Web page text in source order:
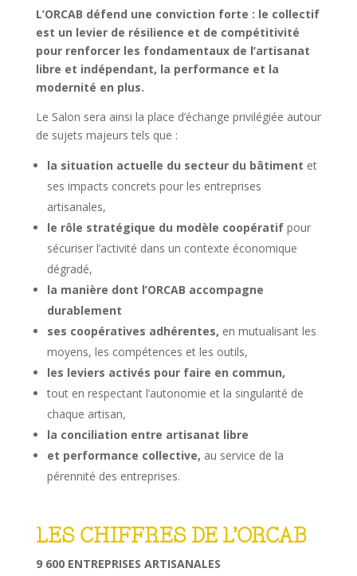
L’ORCAB défend une conviction forte : le collectif
est un levier de résilience et de compétitivité
pour renforcer les fondamentaux de l’artisanat
libre et indépendant, la performance et la
modernité en plus.
Le Salon sera ainsi la place d’échange privilégiée autour
de sujets majeurs tels que :
la situation actuelle du secteur du bâtiment et
ses impacts concrets pour les entreprises
artisanales,
le rôle stratégique du modèle coopératif pour
sécuriser l’activité dans un contexte économique
dégradé,
la manière dont l’ORCAB accompagne
durablement
ses coopératives adhérentes, en mutualisant les
moyens, les compétences et les outils,
les leviers activés pour faire en commun,
tout en respectant l’autonomie et la singularité de
chaque artisan,
la conciliation entre artisanat libre
et performance collective, au service de la
pérennité des entreprises.
LES CHIFFRES DE L’ORCAB
9 600 ENTREPRISES ARTISANALES